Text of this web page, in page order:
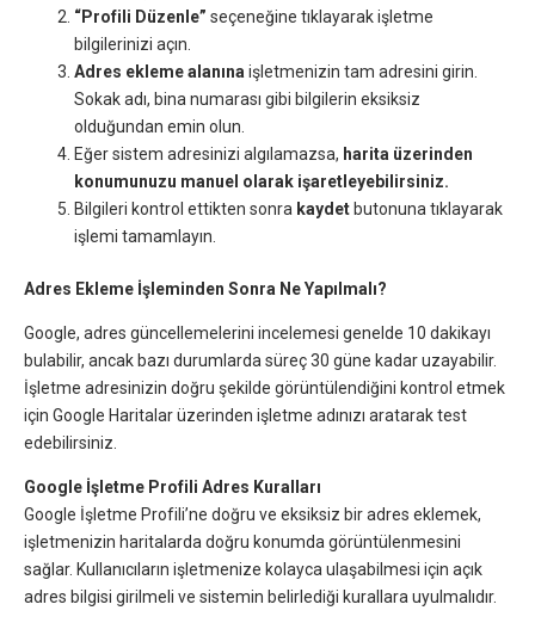
“Profili Düzenle” seçeneğine tıklayarak işletme
bilgilerinizi açın.
Adres ekleme alanına işletmenizin tam adresini girin.
Sokak adı, bina numarası gibi bilgilerin eksiksiz
olduğundan emin olun.
Eğer sistem adresinizi algılamazsa, harita üzerinden
konumunuzu manuel olarak işaretleyebilirsiniz.
Bilgileri kontrol ettikten sonra kaydetbutonuna tıklayarak
işlemi tamamlayın.
Adres Ekleme İşleminden Sonra Ne Yapılmalı?
Google, adres güncellemelerini incelemesi genelde 10 dakikayı
bulabilir, ancak bazı durumlarda süreç 30 güne kadar uzayabilir.
İşletme adresinizin doğru şekilde görüntülendiğini kontrol etmek
için Google Haritalar üzerinden işletme adınızı aratarak test
edebilirsiniz.
Google İşletme Profili Adres Kuralları
Google İşletme Profili’ne doğru ve eksiksiz bir adres eklemek,
işletmenizin haritalarda doğru konumda görüntülenmesini
sağlar. Kullanıcıların işletmenize kolayca ulaşabilmesi için açık
adres bilgisi girilmeli ve sistemin belirlediği kurallara uyulmalıdır.